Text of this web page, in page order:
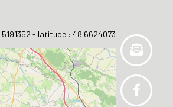
- latitude : 48.6624073